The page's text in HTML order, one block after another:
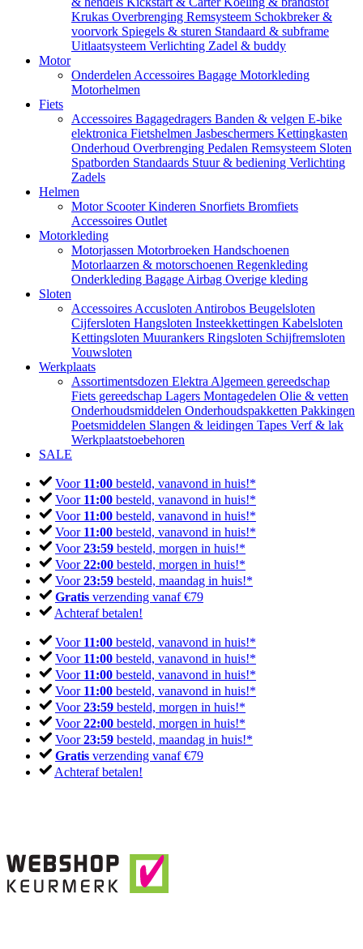
Krukas Overbrenging Remsysteem Schokbreker &
voorvork Spiegels & sturen Standaard & subframe
Uitlaatsysteem Verlichting Zadel & buddy
Motor
Onderdelen Accessoires Bagage Motorkleding
Motorhelmen
Fiets
Accessoires Bagagedragers Banden & velgen E-bike
elektronica Fietshelmen Jasbeschermers Kettingkasten
Onderhoud Overbrenging Pedalen Remsysteem Sloten
Spatborden Standaards Stuur & bediening Verlichting
Zadels
Helmen
Motor ScooterKinderen Snorfiets Bromfiets
Accessoires Outlet
Motorkleding
Motorjassen Motorbroeken Handschoenen
Motorlaarzen & motorschoenen Regenkleding
Onderkleding Bagage Airbag Overige kleding
Sloten
Accessoires Accusloten Antirobos Beugelsloten
Cijfersloten Hangsloten Insteekkettingen Kabelsloten
Kettingsloten Muurankers Ringsloten Schijfremsloten
Vouwsloten
Werkplaats
Assortimentsdozen Elektra Algemeen gereedschap
Fiets gereedschap Lagers Montagedelen Olie & vetten
Onderhoudsmiddelen Onderhoudspakketten Pakkingen
Poetsmiddelen Slangen & leidingen Tapes Verf & lak
Werkplaatstoebehoren
SALE
Voor 11:00 besteld, vanavond in huis!*
Voor 11:00 besteld, vanavond in huis!*
Voor 11:00 besteld, vanavond in huis!*
Voor 11:00 besteld, vanavond in huis!*
Voor23:59 besteld, morgen in huis!*
Voor22:00 besteld, morgen in huis!*
Voor23:59 besteld, maandag in huis!*
Gratis verzending vanaf €79
Achteraf betalen!
Voor 11:00 besteld, vanavond in huis!*
Voor 11:00 besteld, vanavond in huis!*
Voor 11:00 besteld, vanavond in huis!*
Voor 11:00 besteld, vanavond in huis!*
Voor23:59 besteld, morgen in huis!*
Voor22:00 besteld, morgen in huis!*
Voor23:59 besteld, maandag in huis!*
Gratis verzending vanaf €79
Achteraf betalen!